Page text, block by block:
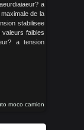
a
de la
stabilisee
valeurs faibles
a tension
moco camion